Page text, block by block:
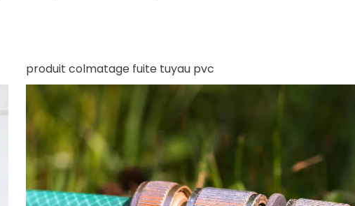
produit colmatage fuite tuyau pvc